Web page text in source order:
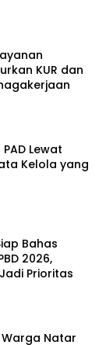
KUR dan
Lewat
Kelola yang
Bahas
2026,
Prioritas
Natar